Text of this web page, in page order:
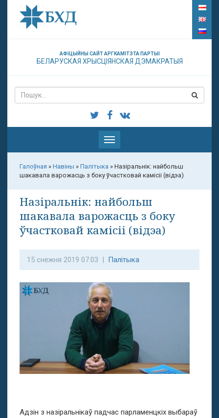
АФІЦЫЙНЫ САЙТ АРГКАМІТЭТА ПАРТЫІ
БЕЛАРУСКАЯ ХРЫСЦІЯНСКАЯ ДЭМАКРАТЫЯ
Паказаць
меню
Галоўная » Навіны » Палітыка » Назіральнік: найбольш
шакавала варожасць з боку ўчастковай камісіі (відэа)
Назіральнік: найбольш
шакавала варожасць з боку
ўчастковай камісіі (відэа)
15 снежня 2019 07:03 | Палітыка
Адзін з назіральнікаў падчас парламенцкіх выбараў